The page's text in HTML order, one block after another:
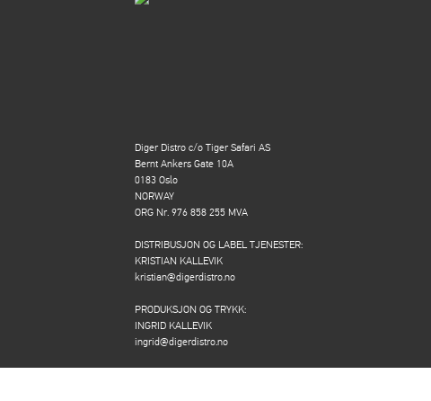
Diger Distro c/o Tiger Safari AS
Bernt Ankers Gate 10A
0183 Oslo
NORWAY
ORG Nr. 976 858 255 MVA
DISTRIBUSJON OG LABEL TJENESTER:
KRISTIAN KALLEVIK
kristian@digerdistro.no
PRODUKSJON OG TRYKK:
INGRID KALLEVIK
ingrid@digerdistro.no